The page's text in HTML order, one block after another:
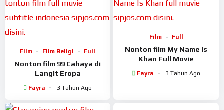
Film Film Religi Full
Nonton film 99 Cahaya di
Langit Eropa
Fayra 3 Tahun Ago
Film Full
Nonton film My Name Is
Khan Full Movie
Fayra 3 Tahun Ago